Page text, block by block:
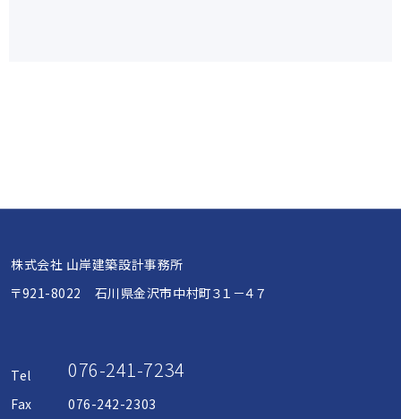
株式会社 山岸建築設計事務所
〒921-8022 石川県金沢市中村町３１－４７
Tel 076-241-7234
Fax
076-242-2303